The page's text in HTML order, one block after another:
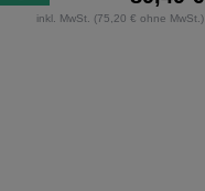
inkl. MwSt. (75,20 € ohne MwSt.)